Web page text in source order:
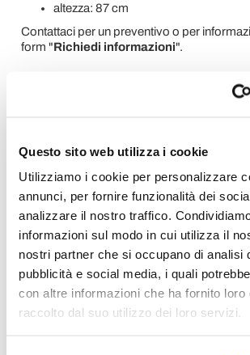
Questo sito web utilizza i cookie
Utilizziamo i cookie per personalizzare
annunci, per fornire funzionalità dei
analizzare il nostro traffico.
informazioni sul modo in cui utilizza il
nostri partner che si occupano di analisi
pubblicità e social media, i quali
con altre informazioni che ha fornito loro
raccolto dal suo utilizzo dei loro servizi.
altezza: 87 cm
Contattaci per un preventivo o per
form "Richiedi informazioni".
Devi accedere per poter scrivere la
Aggiungi alla Wish List